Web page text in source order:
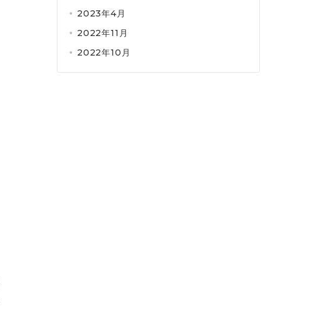
2023年4月
2022年11月
2022年10月